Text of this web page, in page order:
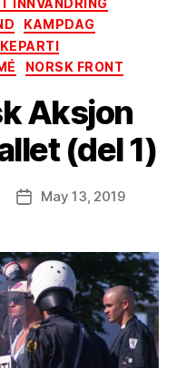
KAMPDAG
NORSK FRONT
Aksjon
(del 1)
PostMay 13, 2019